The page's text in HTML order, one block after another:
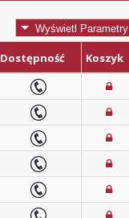
Wyświetl Parametry
Dostępność
Koszyk